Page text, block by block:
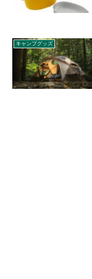
キャンプグッズ